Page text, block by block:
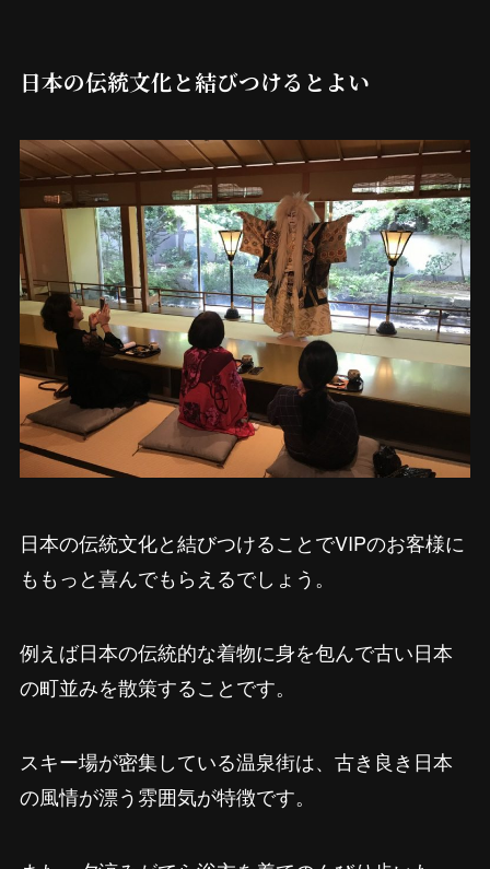
日本の伝統文化と結びつけるとよい
日本の伝統文化と結びつけることでVIPのお客様に
ももっと喜んでもらえるでしょう。
例えば日本の伝統的な着物に身を包んで古い日本
の町並みを散策することです。
スキー場が密集している温泉街は、古き良き日本
の風情が漂う雰囲気が特徴です。